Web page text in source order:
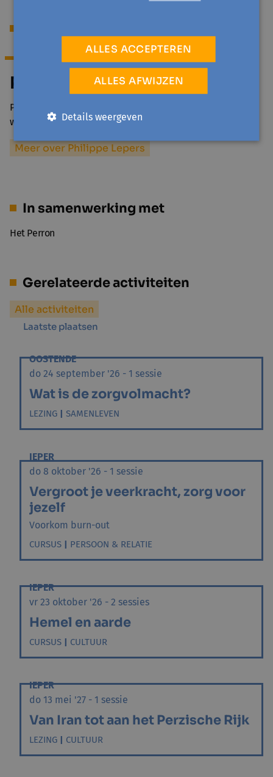
Philippe Lepers
Philippe Lepers was lector aan de VIVES hogeschool,
waar hij werkte in de lerarenopleiding en ook…
Meer over Philippe Lepers
In samenwerking met
Het Perron
Gerelateerde activiteiten
Alle activiteiten
Laatste plaatsen
OOSTENDE
do 24 september '26 - 1 sessie
Wat is de zorgvolmacht?
LEZING | SAMENLEVEN
IEPER
do 8 oktober '26 - 1 sessie
Vergroot je veerkracht, zorg voor
jezelf
Voorkom burn-out
CURSUS | PERSOON & RELATIE
IEPER
vr 23 oktober '26 - 2 sessies
Hemel en aarde
CURSUS | CULTUUR
IEPER
do 13 mei '27 - 1 sessie
Van Iran tot aan het Perzische Rijk
LEZING | CULTUUR
ALLES ACCEPTEREN
ALLES AFWIJZEN
Details weergeven